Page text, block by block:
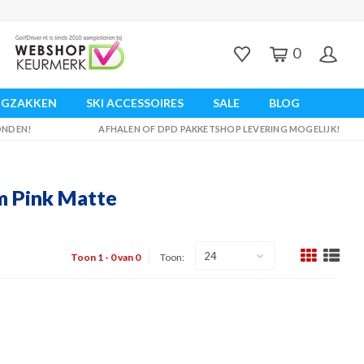
0
SKI ACCESSOIRES SALE BLOG
AFHALEN OF DPD PAKKETSHOP LEVERING MOGELIJK!
Pink Matte
Toon 1 - 0 van 0 Toon: 24